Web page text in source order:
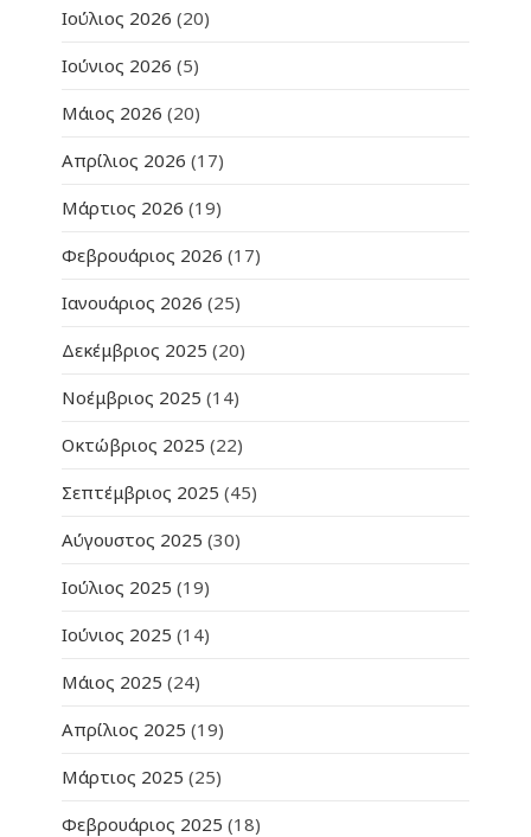
Ιούλιος 2026 (20)
Ιούνιος 2026 (5)
Μάιος 2026 (20)
Απρίλιος 2026 (17)
Μάρτιος 2026 (19)
Φεβρουάριος 2026 (17)
Ιανουάριος 2026 (25)
Δεκέμβριος 2025 (20)
Νοέμβριος 2025 (14)
Οκτώβριος 2025 (22)
Σεπτέμβριος 2025 (45)
Αύγουστος 2025 (30)
Ιούλιος 2025 (19)
Ιούνιος 2025 (14)
Μάιος 2025 (24)
Απρίλιος 2025 (19)
Μάρτιος 2025 (25)
Φεβρουάριος 2025 (18)